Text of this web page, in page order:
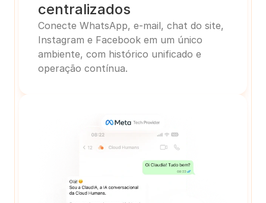
centralizados
Conecte WhatsApp, e-mail, chat do site,
Instagram e Facebook em um único
ambiente, com histórico unificado e
operação contínua.